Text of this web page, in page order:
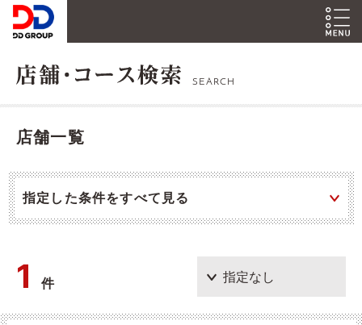
SEARCH
店舗一覧
指定した条件をすべて見る
1件